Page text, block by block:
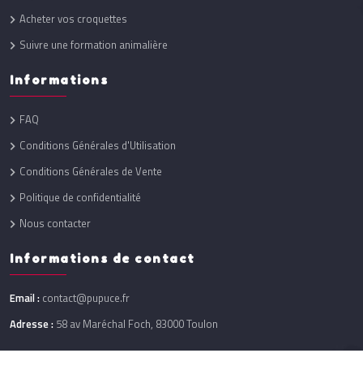
Acheter vos croquettes
Suivre une formation animalière
Informations
FAQ
Conditions Générales d'Utilisation
Conditions Générales de Vente
Politique de confidentialité
Nous contacter
Informations de contact
Email : contact@pupuce.fr
Adresse : 58 av Maréchal Foch, 83000 Toulon